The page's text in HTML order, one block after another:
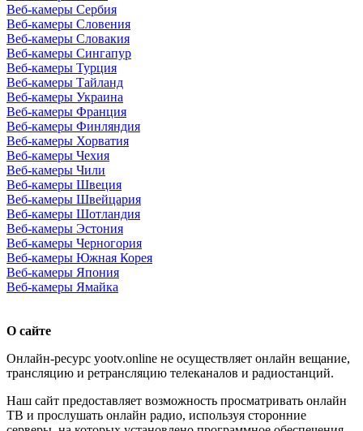
Веб-камеры Сербия
Веб-камеры Словения
Веб-камеры Словакия
Веб-камеры Сингапур
Веб-камеры Турция
Веб-камеры Тайланд
Веб-камеры Украина
Веб-камеры Франция
Веб-камеры Финляндия
Веб-камеры Хорватия
Веб-камеры Чехия
Веб-камеры Чили
Веб-камеры Швеция
Веб-камеры Швейцария
Веб-камеры Шотландия
Веб-камеры Эстония
Веб-камеры Черногория
Веб-камеры Южная Корея
Веб-камеры Япония
Веб-камеры Ямайка
О сайте
Онлайн-ресурс yootv.online не осуществляет онлайн вещание,
трансляцию и ретрансляцию телеканалов и радиостанций.
Наш сайт предоставляет возможность просматривать онлайн
ТВ и прослушать онлайн радио, используя сторонние